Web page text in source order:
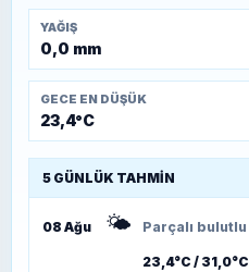
YAĞIŞ
0,0 mm
GECE EN DÜŞÜK
23,4°C
5 GÜNLÜK TAHMIN
08 Ağu 🌤️ Parçalı bulutlu
23,4°C / 31,0°C